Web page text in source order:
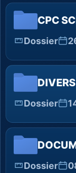
CPC
Dossier
DIVERS
Dossier
Dossier